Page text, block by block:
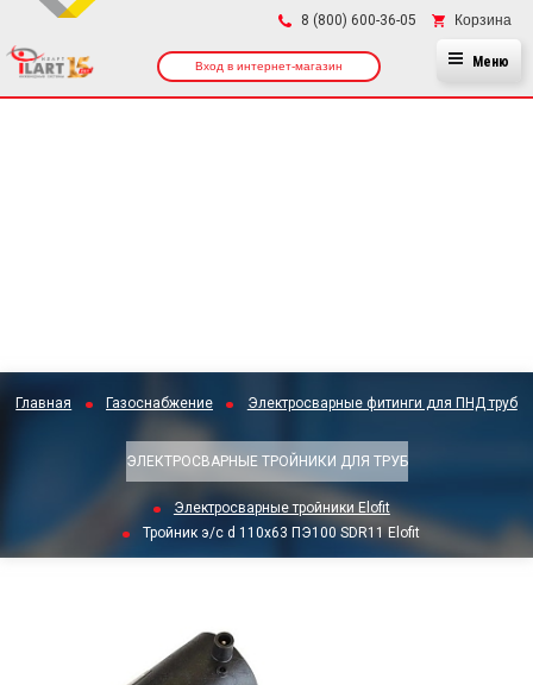
8 (800) 600-36-05 Корзина
Вход в интернет-магазин Меню
Главная Газоснабжение Электросварные фитинги для ПНД труб
ЭЛЕКТРОСВАРНЫЕ ТРОЙНИКИ ДЛЯ ТРУБ
Электросварные тройники Elofit
Тройник э/с d 110х63 ПЭ100 SDR11 Elofit
×